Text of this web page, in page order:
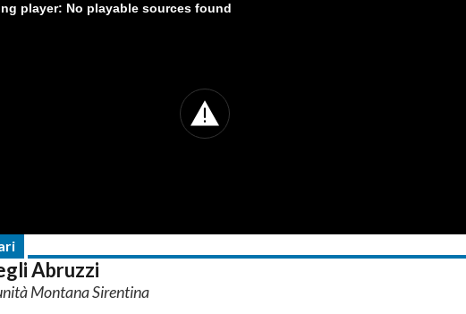
player: No playable sources found
Abruzzi
Montana Sirentina